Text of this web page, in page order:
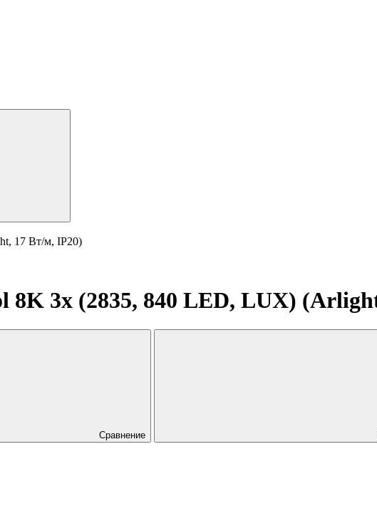
17 Вт/м, IP20)
8K 3x (2835, 840 LED, LUX)
Сравнение